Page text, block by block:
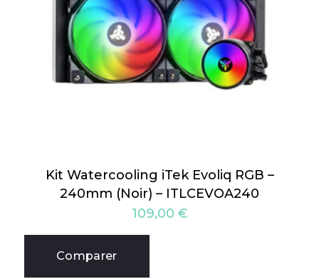
Kit Watercooling iTek Evoliq RGB –
240mm (Noir) – ITLCEVOA240
109,00 €
Comparer